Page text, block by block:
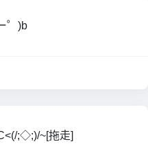
゜)b
;◇;)/~[拖走]